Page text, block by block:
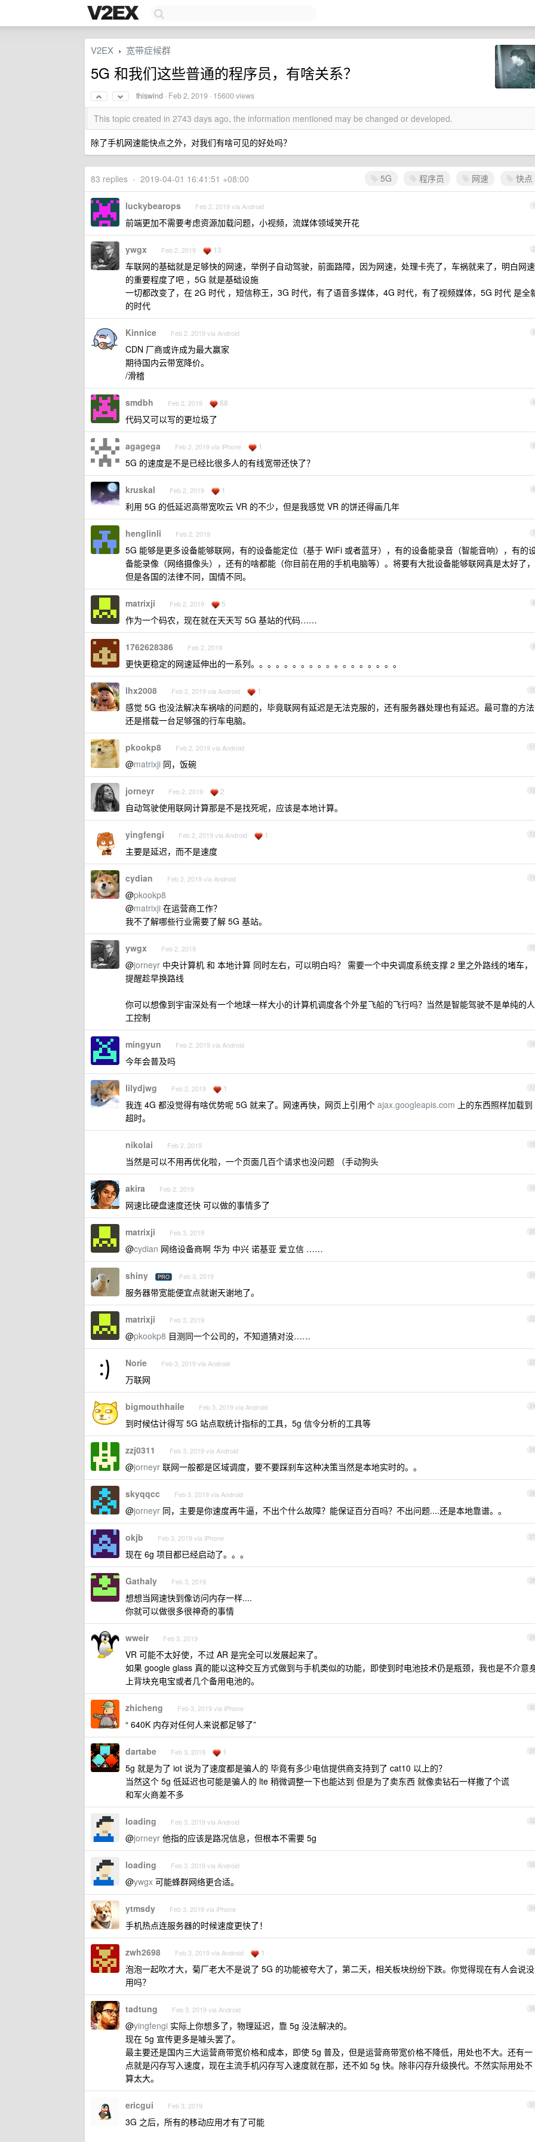
V2EX › 宽带症候群
5G 和我们这些普通的程序员，有啥关系？
thiswind · Feb 2, 2019 · 15600 views
This topic created in 2743 days ago, the information mentioned may be changed or developed.
除了手机网速能快点之外，对我们有啥可见的好处吗？
5G 程序员 网速 快点
83 replies • 2019-04-01 16:41:51 +08:00
1
luckybearops Feb 2, 2019 via Android
前端更加不需要考虑资源加载问题，小视频，流媒体领域笑开花
2
ywgx Feb 2, 2019 13
车联网的基础就是足够快的网速，举例子自动驾驶，前面路障，因为网速，处理卡壳了，车祸就来了，明白网速
的重要程度了吧 ，5G 就是基础设施
一切都改变了，在 2G 时代 ，短信称王，3G 时代，有了语音多媒体，4G 时代，有了视频媒体，5G 时代 是全
的时代
3
Kinnice Feb 2, 2019 via Android
CDN 厂商或许成为最大赢家
期待国内云带宽降价。
/滑稽
4
smdbh Feb 2, 2019 88
代码又可以写的更垃圾了
5
agagega Feb 2, 2019 via iPhone 1
5G 的速度是不是已经比很多人的有线宽带还快了？
6
kruskal Feb 2, 2019 1
利用 5G 的低延迟高带宽吹云 VR 的不少，但是我感觉 VR 的饼还得画几年
7
henglinli Feb 2, 2019
5G 能够是更多设备能够联网，有的设备能定位（基于 WiFi 或者蓝牙），有的设备能录音（智能音响），有的
备能录像（网络摄像头），还有的啥都能（你目前在用的手机电脑等）。将要有大批设备能够联网真是太好了，
但是各国的法律不同，国情不同。
8
matrixji Feb 2, 2019 5
作为一个码农，现在就在天天写 5G 基站的代码……
9
1762628386 Feb 2, 2019
更快更稳定的网速延伸出的一系列。。。。。。。。。。。。。。。。。。
10
lhx2008 Feb 2, 2019 via Android 1
感觉 5G 也没法解决车祸啥的问题的，毕竟联网有延迟是无法克服的，还有服务器处理也有延迟。最可靠的方法
还是搭载一台足够强的行车电脑。
11
pkookp8 Feb 2, 2019 via Android
@matrixji 同，饭碗
12
jorneyr Feb 2, 2019 2
自动驾驶使用联网计算那是不是找死呢，应该是本地计算。
13
yingfengi Feb 2, 2019 via Android 1
主要是延迟，而不是速度
14
cydian Feb 2, 2019 via Android
@pkookp8
@matrixji 在运营商工作？
我不了解哪些行业需要了解 5G 基站。
15
ywgx Feb 2, 2019
@jorneyr 中央计算机 和 本地计算 同时左右，可以明白吗？ 需要一个中央调度系统支撑 2 里之外路线的堵车，
提醒趁早换路线
你可以想像到宇宙深处有一个地球一样大小的计算机调度各个外星飞船的飞行吗？当然是智能驾驶不是单纯的人
工控制
16
mingyun Feb 2, 2019 via Android
今年会普及吗
17
lilydjwg Feb 2, 2019 1
我连 4G 都没觉得有啥优势呢 5G 就来了。网速再快，网页上引用个 ajax.googleapis.com 上的东西照样加载到
超时。
18
nikolai Feb 2, 2019
当然是可以不用再优化啦，一个页面几百个请求也没问题 （手动狗头
19
akira Feb 2, 2019
网速比硬盘速度还快 可以做的事情多了
20
matrixji Feb 3, 2019
@cydian 网络设备商啊 华为 中兴 诺基亚 爱立信 ……
21
shiny PRO Feb 3, 2019
服务器带宽能便宜点就谢天谢地了。
22
matrixji Feb 3, 2019
@pkookp8 目测同一个公司的，不知道猜对没……
23
Norie Feb 3, 2019 via Android
万联网
24
bigmouthhaile Feb 3, 2019 via Android
到时候估计得写 5G 站点取统计指标的工具，5g 信令分析的工具等
25
zzj0311 Feb 3, 2019 via Android
@jorneyr 联网一般都是区域调度，要不要踩刹车这种决策当然是本地实时的。。
26
skyqqcc Feb 3, 2019 via Android
@jorneyr 同，主要是你速度再牛逼，不出个什么故障？能保证百分百吗？不出问题....还是本地靠谱。。
27
okjb Feb 3, 2019 via iPhone
现在 6g 项目都已经启动了。。。
28
Gathaly Feb 3, 2019
想想当网速快到像访问内存一样....
你就可以做很多很神奇的事情
29
wweir Feb 3, 2019
VR 可能不太好使，不过 AR 是完全可以发展起来了。
如果 google glass 真的能以这种交互方式做到与手机类似的功能，即使到时电池技术仍是瓶颈，我也是不介意
上背块充电宝或者几个备用电池的。
30
zhicheng Feb 3, 2019 via iPhone
“ 640K 内存对任何人来说都足够了”
31
dartabe Feb 3, 2019 1
5g 就是为了 iot 说为了速度都是骗人的 毕竟有多少电信提供商支持到了 cat10 以上的？
当然这个 5g 低延迟也可能是骗人的 lte 稍微调整一下也能达到 但是为了卖东西 就像卖钻石一样撒了个谎
和军火商差不多
32
loading Feb 3, 2019 via Android
@jorneyr 他指的应该是路况信息，但根本不需要 5g
33
loading Feb 3, 2019 via Android
@ywgx 可能蜂群网络更合适。
34
ytmsdy Feb 3, 2019 via iPhone
手机热点连服务器的时候速度更快了！
35
zwh2698 Feb 3, 2019 via Android 1
泡泡一起吹才大，菊厂老大不是说了 5G 的功能被夸大了，第二天，相关板块纷纷下跌。你觉得现在有人会说没
用吗？
36
tadtung Feb 3, 2019 via Android
@yingfengi 实际上你想多了，物理延迟，靠 5g 没法解决的。
现在 5g 宣传更多是噱头罢了。
最主要还是国内三大运营商带宽价格和成本，即使 5g 普及，但是运营商带宽价格不降低，用处也不大。还有一
点就是闪存写入速度，现在主流手机闪存写入速度就在那，还不如 5g 快。除非闪存升级换代。不然实际用处不
算太大。
37
ericgui Feb 3, 2019
3G 之后，所有的移动应用才有了可能